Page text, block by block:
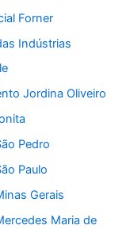
Forner
Indústrias
Jordina Oliveiro
Pedro
Paulo
Gerais
Maria de